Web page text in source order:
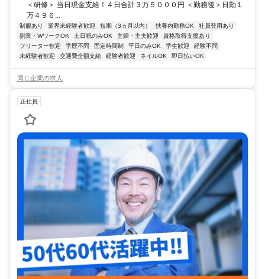
＜研修＞ 当日現金支給！４日合計３万５０００円 ＜勤務後＞日勤１
万４９６...
制服あり 業界未経験者歓迎 短期（3ヵ月以内） 扶養内勤務OK
社員登用あり
副業・WワークOK
土日祝のみOK 主婦・主夫歓迎
資格取得支援あり
フリーター歓迎
学歴不問 固定時間制 平日のみOK 学生歓迎
経験不問
未経験者歓迎
交通費全額支給 経験者歓迎 ネイルOK 即日払いOK
同じ企業の求人
正社員